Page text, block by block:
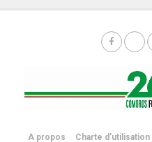
A propos Charte d’utilisation